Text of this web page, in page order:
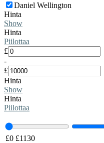
Daniel Wellington
Hinta
Show
Hinta
Piilottaa
£
-
£
Hinta
Show
Hinta
Piilottaa
£0 £1130